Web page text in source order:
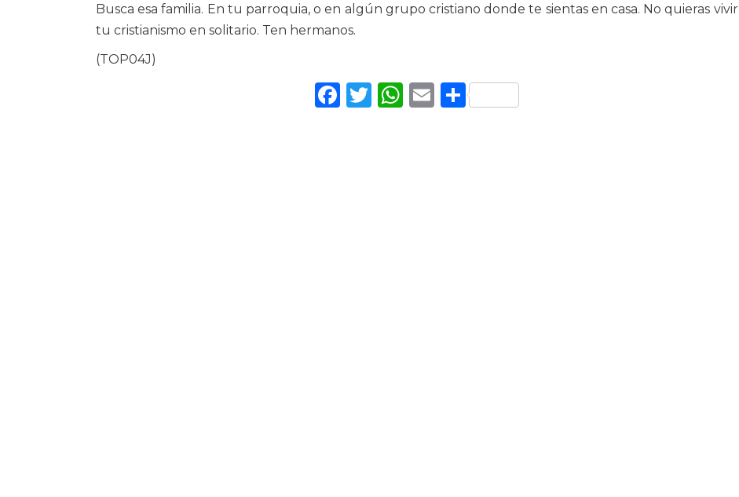
Busca esa familia. En tu parroquia, o en algún grupo cristiano donde te sientas en casa. No quieras vivir
tu cristianismo en solitario. Ten hermanos.
(TOP04J)
Facebook
Twitter
WhatsApp
EmailCompartir